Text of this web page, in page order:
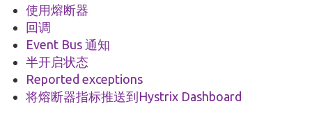
使用熔断器
回调
Event Bus 通知
半开启状态
Reported exceptions
将熔断器指标推送到Hystrix Dashboard